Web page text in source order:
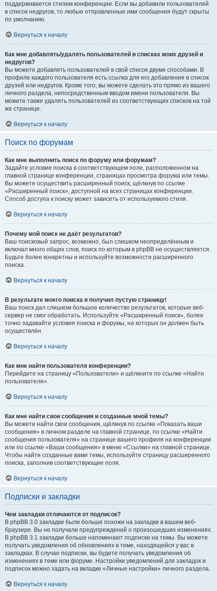
поддерживается стилем конференции. Если вы добавили пользователей
в список недругов, то любые отправленные ими сообщения будут скрыты
по умолчанию.
Вернуться к началу
Как мне добавлять/удалять пользователей в списках моих друзей и
недругов?
Вы можете добавлять пользователей в свой список двумя способами. В
профиле каждого пользователя есть ссылка для его добавления в список
друзей или недругов. Кроме того, вы можете сделать это прямо из вашего
личного раздела, непосредственным вводом имени пользователя. Вы
можете также удалять пользователей из соответствующих списков на той
же странице.
Вернуться к началу
Поиск по форумам
Как мне выполнить поиск по форуму или форумам?
Задайте условие поиска в соответствующем поле, расположенном на
главной странице конференции, страницах просмотра форума или темы.
Вы можете осуществить расширенный поиск, щёлкнув по ссылке
«Расширенный поиск», доступной на всех страницах конференции.
Способ доступа к поиску может зависеть от используемого стиля.
Вернуться к началу
Почему мой поиск не даёт результатов?
Ваш поисковый запрос, возможно, был слишком неопределённым и
включал много общих слов, поиск по которым в phpBB не осуществляется.
Будьте более конкретны и используйте возможности расширенного
поиска.
Вернуться к началу
В результате моего поиска я получил пустую страницу!
Ваш поиск дал слишком большое количество результатов, которые веб-
сервер не смог обработать. Используйте «Расширенный поиск», более
точно задавайте условия поиска и форумы, на которых он должен быть
осуществлён.
Вернуться к началу
Как мне найти пользователя конференции?
Перейдите на страницу «Пользователи» и щёлкните по ссылке «Найти
пользователя».
Вернуться к началу
Как мне найти свои сообщения и созданные мной темы?
Вы можете найти свои сообщения, щёлкнув по ссылке «Показать ваши
сообщения» в личном разделе на главной странице, по ссылке «Найти
сообщения пользователя» на странице вашего профиля на конференции
или по ссылке «Ваши сообщения» в меню «Ссылки» на главной странице.
Чтобы найти созданные вами темы, используйте страницу расширенного
поиска, заполнив соответствующие поля.
Вернуться к началу
Подписки и закладки
Чем закладки отличаются от подписок?
В phpBB 3.0 закладки были больше похожи на закладки в вашем веб-
браузере. Вы не получали предупреждений о произошедших изменениях.
В phpBB 3.1 закладки больше напоминают подписки на темы. Вы можете
получать уведомления об обновлениях в теме, находящейся у вас в
закладках. В случае подписки, вы будете получать уведомления об
изменениях в теме или форуме. Настройки уведомлений для закладок и
подписок можно задать на вкладке «Личные настройки» личного раздела.
Вернуться к началу